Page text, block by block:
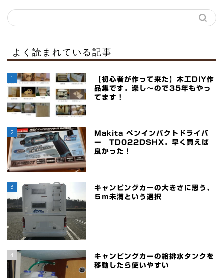
よく読まれている記事
1
【初心者が作って来た】木工DIY作
品集です。楽し～ので35年もやっ
てます！
2
Makita ペンインパクトドライバ
ー TD022DSHX。早く買えば
良かった！
3
キャンピングカーの大きさに思う、
５ｍ未満という選択
4
キャンピングカーの給排水タンクを
移動したら使いやすい